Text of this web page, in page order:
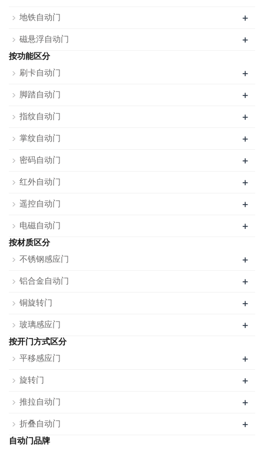
地铁自动门 +
磁悬浮自动门 +
按功能区分
刷卡自动门
+
脚踏自动门 +
指纹自动门 +
掌纹自动门 +
密码自动门 +
红外自动门 +
遥控自动门 +
电磁自动门 +
按材质区分
不锈钢感应门
+
铝合金自动门 +
铜旋转门 +
玻璃感应门 +
按开门方式区分
平移感应门
+
旋转门 +
推拉自动门 +
折叠自动门 +
自动门品牌